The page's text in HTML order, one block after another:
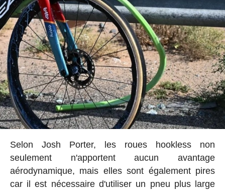
Selon Josh Porter, les roues hookless non
seulement n'apportent aucun avantage
aérodynamique, mais elles sont également pires
car il est nécessaire d'utiliser un pneu plus large